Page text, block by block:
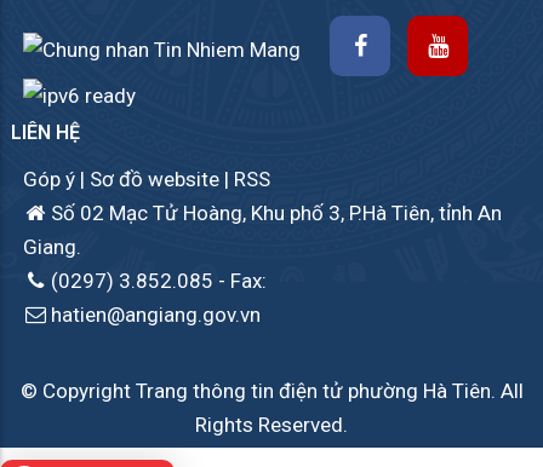
LIÊN HỆ
Góp ý | Sơ đồ website | RSS
Số 02 Mạc Tử Hoàng, Khu phố 3, P.Hà Tiên, tỉnh An
Giang.
(0297) 3.852.085 - Fax:
hatien@angiang.gov.vn
© Copyright Trang thông tin điện tử phường Hà Tiên. All
Rights Reserved.